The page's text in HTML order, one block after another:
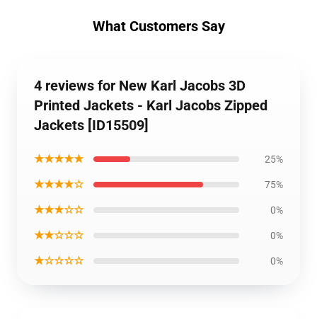
What Customers Say
4 reviews for New Karl Jacobs 3D
Printed Jackets - Karl Jacobs Zipped
Jackets [ID15509]
★★★★★ 25%
★★★★☆ 75%
★★★☆☆ 0%
★★☆☆☆ 0%
★☆☆☆☆ 0%